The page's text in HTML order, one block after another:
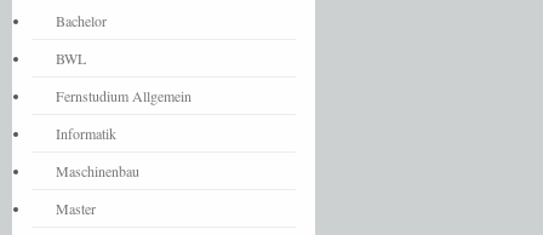
Bachelor
BWL
Fernstudium Allgemein
Informatik
Maschinenbau
Master